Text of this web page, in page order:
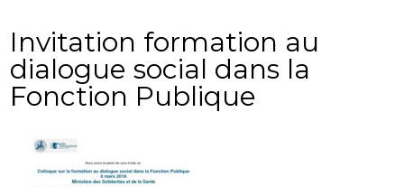
Invitation formation au
dialogue social dans la
Fonction Publique